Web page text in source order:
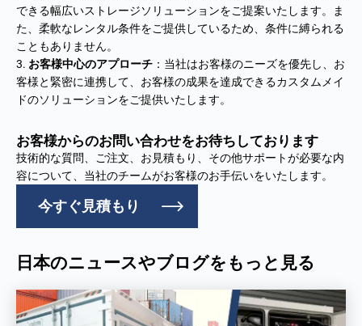
できる幅広いストレージソリューションをご提案いたします。ま
た、柔軟なレンタル条件をご提供しているため、条件に縛られる
こともありません。
お客様中心のアプローチ ：当社はお客様のニーズを優先し、お
客様と緊密に連携して、お客様の成果を達成できるカスタムメイ
ドのソリューションをご提供いたします。
お客様からのお問い合わせをお待ちしております
技術的な質問、ご注文、お見積もり、その他サポートが必要な内
容について、当社のチームがお客様のお手伝いをいたします。
今すぐ見積もり
日本のニュースやブログをもっと見る